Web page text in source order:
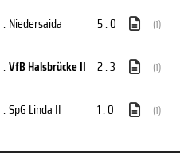
: Niedersaida 5 : 0 (1)
:VfB Halsbrücke II 2 : 3 (1)
:SpG Linda II 1 : 0 (1)